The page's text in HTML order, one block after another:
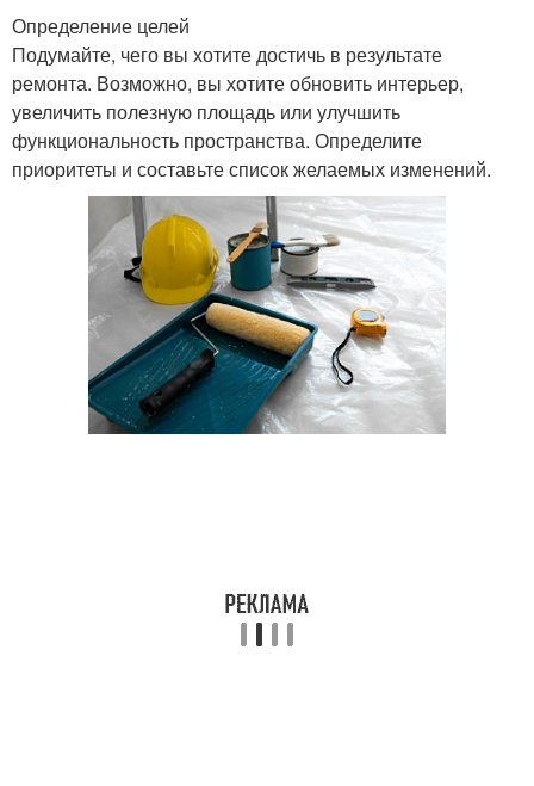
Определение целей
Подумайте, чего вы хотите достичь в результате
ремонта. Возможно, вы хотите обновить интерьер,
увеличить полезную площадь или улучшить
функциональность пространства. Определите
приоритеты и составьте список желаемых изменений.